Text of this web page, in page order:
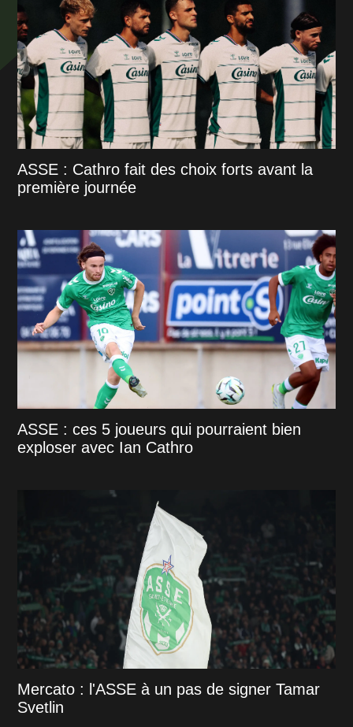
ASSE : Cathro fait des choix forts avant la
première journée
ASSE : ces 5 joueurs qui pourraient bien
exploser avec Ian Cathro
Mercato : l'ASSE à un pas de signer Tamar
Svetlin